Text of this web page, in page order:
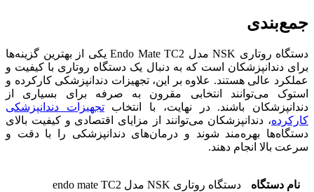
جمع‌بندی
دستگاه روتاری NSK مدل Endo Mate TC2 یکی از بهترین گزینه‌ها
برای دندانپزشکان است که به دنبال یک دستگاه روتاری با کیفیت و
عملکرد عالی هستند. علاوه بر این، تجهیزات دندانپزشکی کارکرده و
استوک می‌توانند انتخابی مقرون به صرفه برای بسیاری از
دندانپزشکان باشند. در نهایت، با انتخابتجهیزات دندانپزشکی
کارکرده، دندانپزشکان می‌توانند از مزایای اقتصادی و کیفیت بالای
دستگاه‌ها بهره‌مند شوند و درمان‌های دندانپزشکی را با دقت و
سرعت بالا انجام دهند.
نام دستگاه دستگاه روتاری NSK مدل endo mate TC2